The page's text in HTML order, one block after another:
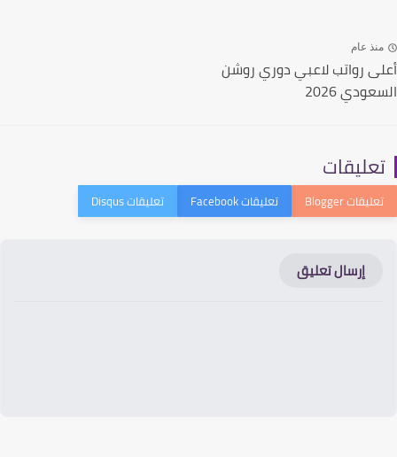
عام
رواتب لاعبي دوري روشن
2026
إرسال تعليق